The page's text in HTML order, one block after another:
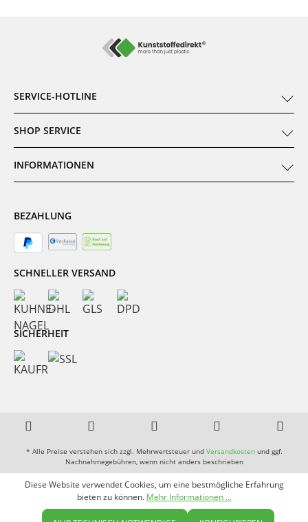
SERVICE-HOTLINE
SHOP SERVICE
INFORMATIONEN
BEZAHLUNG
SCHNELLER VERSAND
SICHERHEIT
* Alle Preise verstehen sich zzgl. Mehrwertsteuer und Versandkostenund ggf.
Nachnahmegebühren, wenn nicht anders beschrieben
Diese Website verwendet Cookies, um eine bestmögliche Erfahrung
bieten zu können. Mehr Informationen ...